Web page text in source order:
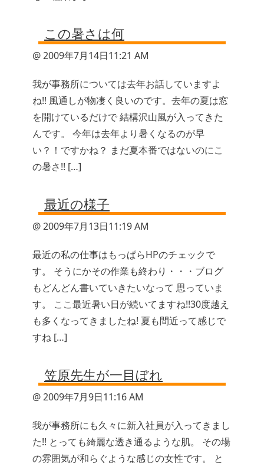
この暑さは何
@ 2009年7月14日11:21 AM
我が事務所については去年お話していますよ
ね!! 風通しが物凄く良いのです。去年の夏は窓
を開けているだけで 結構沢山風が入ってきた
んです。 今年は去年より暑くなるのが早
い？！ですかね？ まだ夏本番ではないのにこ
の暑さ!! […]
最近の様子
@ 2009年7月13日11:19 AM
最近の私の仕事はもっぱらHPのチェックで
す。 そうにかその作業も終わり・・・ブログ
もどんどん書いていきたいなって 思っていま
す。 ここ最近暑い日が続いてますね!!30度越え
も多くなってきましたね! 夏も間近って感じで
すね […]
笠原先生が一目ぼれ
@ 2009年7月9日11:16 AM
我が事務所にも久々に新入社員が入ってきまし
た!! とっても綺麗な透き通るような肌。 その場
の雰囲気が和らぐような感じの女性です。 と